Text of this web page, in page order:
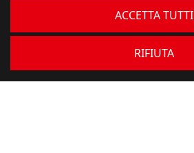
RIFIUTA
ACCETTA TUTTI